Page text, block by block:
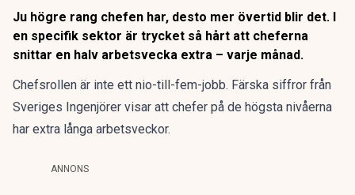
Ju högre rang chefen har, desto mer övertid blir det. I
en specifik sektor är trycket så hårt att cheferna
snittar en halv arbetsvecka extra – varje månad.
Chefsrollen är inte ett nio-till-fem-jobb. Färska siffror från
Sveriges Ingenjörer visar att chefer på de högsta nivåerna
har extra långa arbetsveckor.
ANNONS